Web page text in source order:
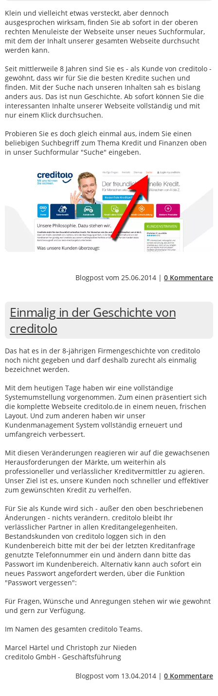
Klein und vielleicht etwas versteckt, aber dennoch
ausgesprochen wirksam, finden Sie ab sofort in der oberen
rechten Menuleiste der Webseite unser neues Suchformular,
mit dem der Inhalt unserer gesamten Webseite durchsucht
werden kann.
Seit mittlerweile 8 Jahren sind Sie es - als Kunde von creditolo -
gewöhnt, dass wir für Sie die besten Kredite suchen und
finden. Mit der Suche nach unseren Inhalten sah es bislang
anders aus. Das ist nun Geschichte. Ab sofort können Sie die
interessanten Inhalte unserer Webseite vollständig und mit
nur einem Klick durchsuchen.
Probieren Sie es doch gleich einmal aus, indem Sie einen
beliebigen Suchbegriff zum Thema Kredit und Finanzen oben
in unser Suchformular "Suche" eingeben.
Blogpost vom 25.06.2014 | 0 Kommentare
Einmalig in der Geschichte von
creditolo
Das hat es in der 8-jährigen Firmengeschichte von creditolo
noch nicht gegeben und darf deshalb zurecht als einmalig
bezeichnet werden.
Mit dem heutigen Tage haben wir eine vollständige
Systemumstellung vorgenommen. Zum einen präsentiert sich
die komplette Webseite creditolo.de in einem neuen, frischen
Layout. Und zum anderen haben wir unser
Kundenmanagement System vollständig erneuert und
umfangreich verbessert.
Mit diesen Veränderungen reagieren wir auf die gewachsenen
Herausforderungen der Märkte, um weiterhin als
professioneller und verlässlicher Kreditvermittler zu agieren.
Unser Ziel ist es, unsere Kunden noch schneller und effektiver
zum gewünschten Kredit zu verhelfen.
Für Sie als Kunde wird sich - außer den oben beschriebenen
Änderungen - nichts verändern. creditolo bleibt Ihr
verlässlicher Partner in allen Kreditangelegenheiten.
Bestandskunden von creditolo loggen sich in den
Kundenbereich bitte mit der bei der letzten Kreditanfrage
genutzte Telefonnummer ein und ändern dann bitte das
Passwort im Kundenbereich. Alternativ kann auch sofort ein
neues Passwort angefordert werden, über die Funktion
"Passwort vergessen":
Für Fragen, Wünsche und Anregungen stehen wir wie gewohnt
und gern zur Verfügung.
Im Namen des gesamten creditolo Teams.
Marcel Härtel und Christoph zur Nieden
creditolo GmbH - Geschäftsführung
Blogpost vom 13.04.2014 | 0 Kommentare